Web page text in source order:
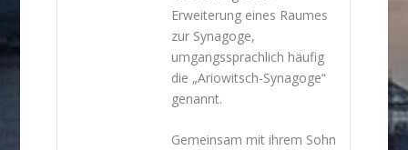
Erweiterung eines Raumes
zur Synagoge,
umgangssprachlich häufig
die „Ariowitsch-Synagoge“
genannt.
Gemeinsam mit ihrem Sohn